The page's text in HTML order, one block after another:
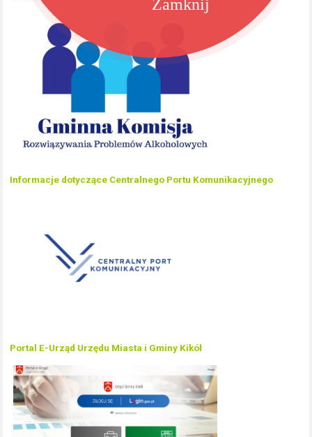
Informacje dotyczące Centralnego Portu Komunikacyjnego
Portal E-Urząd Urzędu Miasta i Gminy Kikół
Zamknij